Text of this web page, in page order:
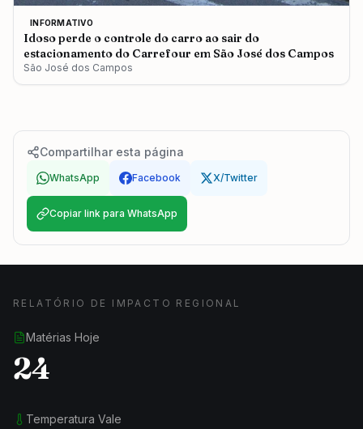
INFORMATIVO
Idoso perde o controle do carro ao sair do
estacionamento do Carrefour em São José dos Campos
São José dos Campos
Compartilhar esta página
WhatsApp Facebook X/Twitter
Copiar link para WhatsApp
RELATÓRIO DE IMPACTO REGIONAL
Matérias Hoje
24
Temperatura Vale